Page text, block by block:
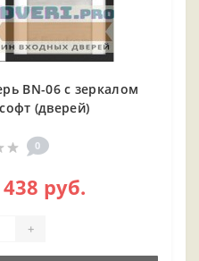
BN-06 с зеркалом
(дверей)
0
руб.
+